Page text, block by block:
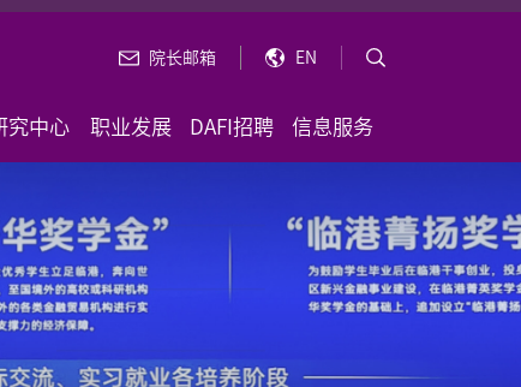
院长邮箱 EN
究中心 职业发展 DAFI招聘 信息服务